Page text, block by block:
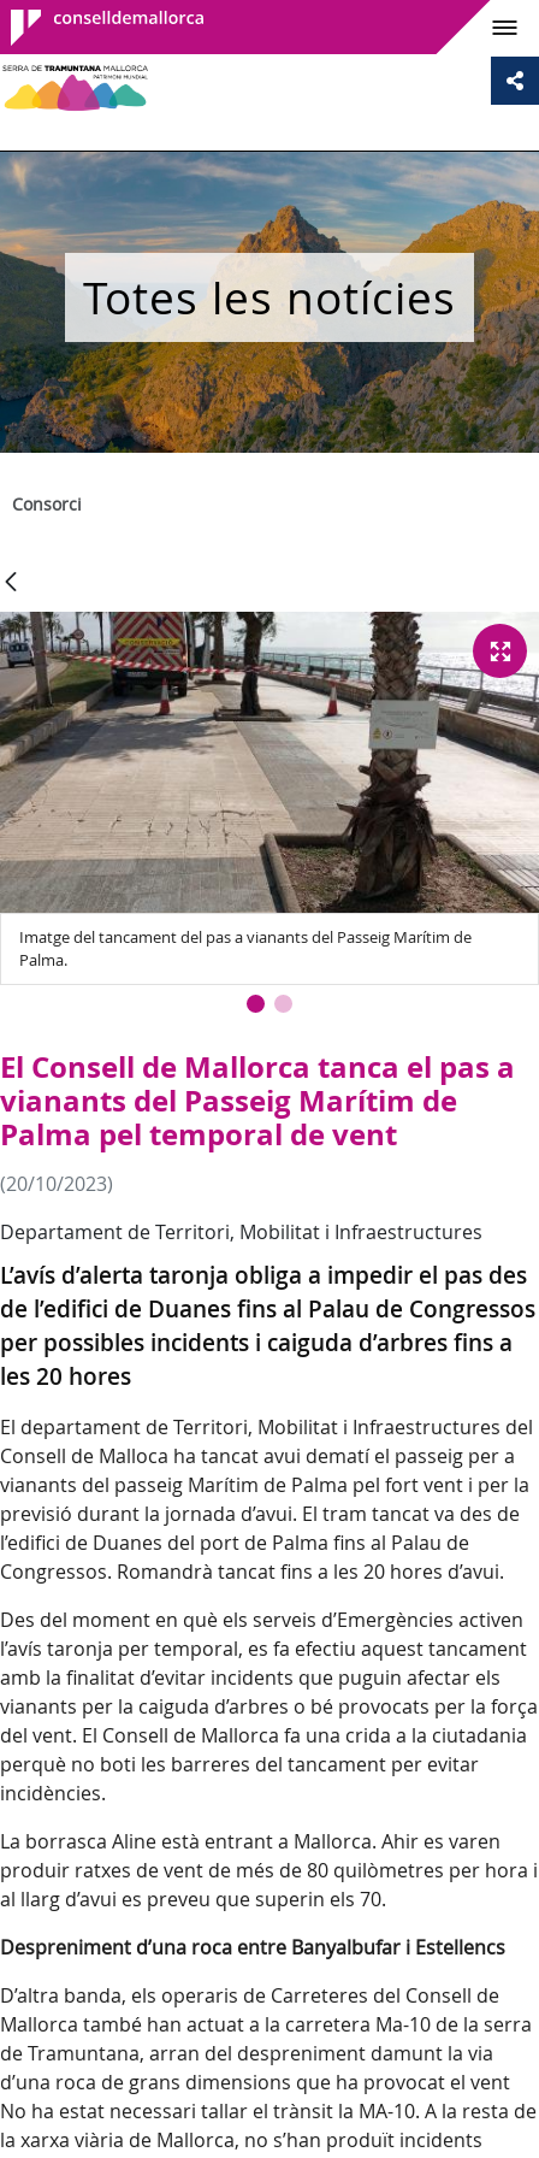
Consell de
Mallorca
Totes les notícies
Consorci
Imatge del tancament del pas a vianants del Passeig Marítim de
Palma.
El Consell de Mallorca tanca el pas a
vianants del Passeig Marítim de
Palma pel temporal de vent
(20/10/2023)
Departament de Territori, Mobilitat i Infraestructures
L’avís d’alerta taronja obliga a impedir el pas des
de l’edifici de Duanes fins al Palau de Congressos
per possibles incidents i caiguda d’arbres fins a
les 20 hores
El departament de Territori, Mobilitat i Infraestructures del
Consell de Malloca ha tancat avui dematí el passeig per a
vianants del passeig Marítim de Palma pel fort vent i per la
previsió durant la jornada d’avui. El tram tancat va des de
l’edifici de Duanes del port de Palma fins al Palau de
Congressos. Romandrà tancat fins a les 20 hores d’avui.
Des del moment en què els serveis d’Emergències activen
l’avís taronja per temporal, es fa efectiu aquest tancament
amb la finalitat d’evitar incidents que puguin afectar els
vianants per la caiguda d’arbres o bé provocats per la força
del vent. El Consell de Mallorca fa una crida a la ciutadania
perquè no boti les barreres del tancament per evitar
incidències.
La borrasca Aline està entrant a Mallorca. Ahir es varen
produir ratxes de vent de més de 80 quilòmetres per hora i
al llarg d’avui es preveu que superin els 70.
Despreniment d’una roca entre Banyalbufar i Estellencs
D’altra banda, els operaris de Carreteres del Consell de
Mallorca també han actuat a la carretera Ma-10 de la serra
de Tramuntana, arran del despreniment damunt la via
d’una roca de grans dimensions que ha provocat el vent
No ha estat necessari tallar el trànsit la MA-10. A la resta de
la xarxa viària de Mallorca, no s’han produït incidents